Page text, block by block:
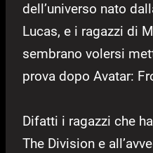
dell’universo nato
Lucas, e i ragazzi di
sembrano volersi
prova dopo Avatar:
Difatti i ragazzi che
The Division e